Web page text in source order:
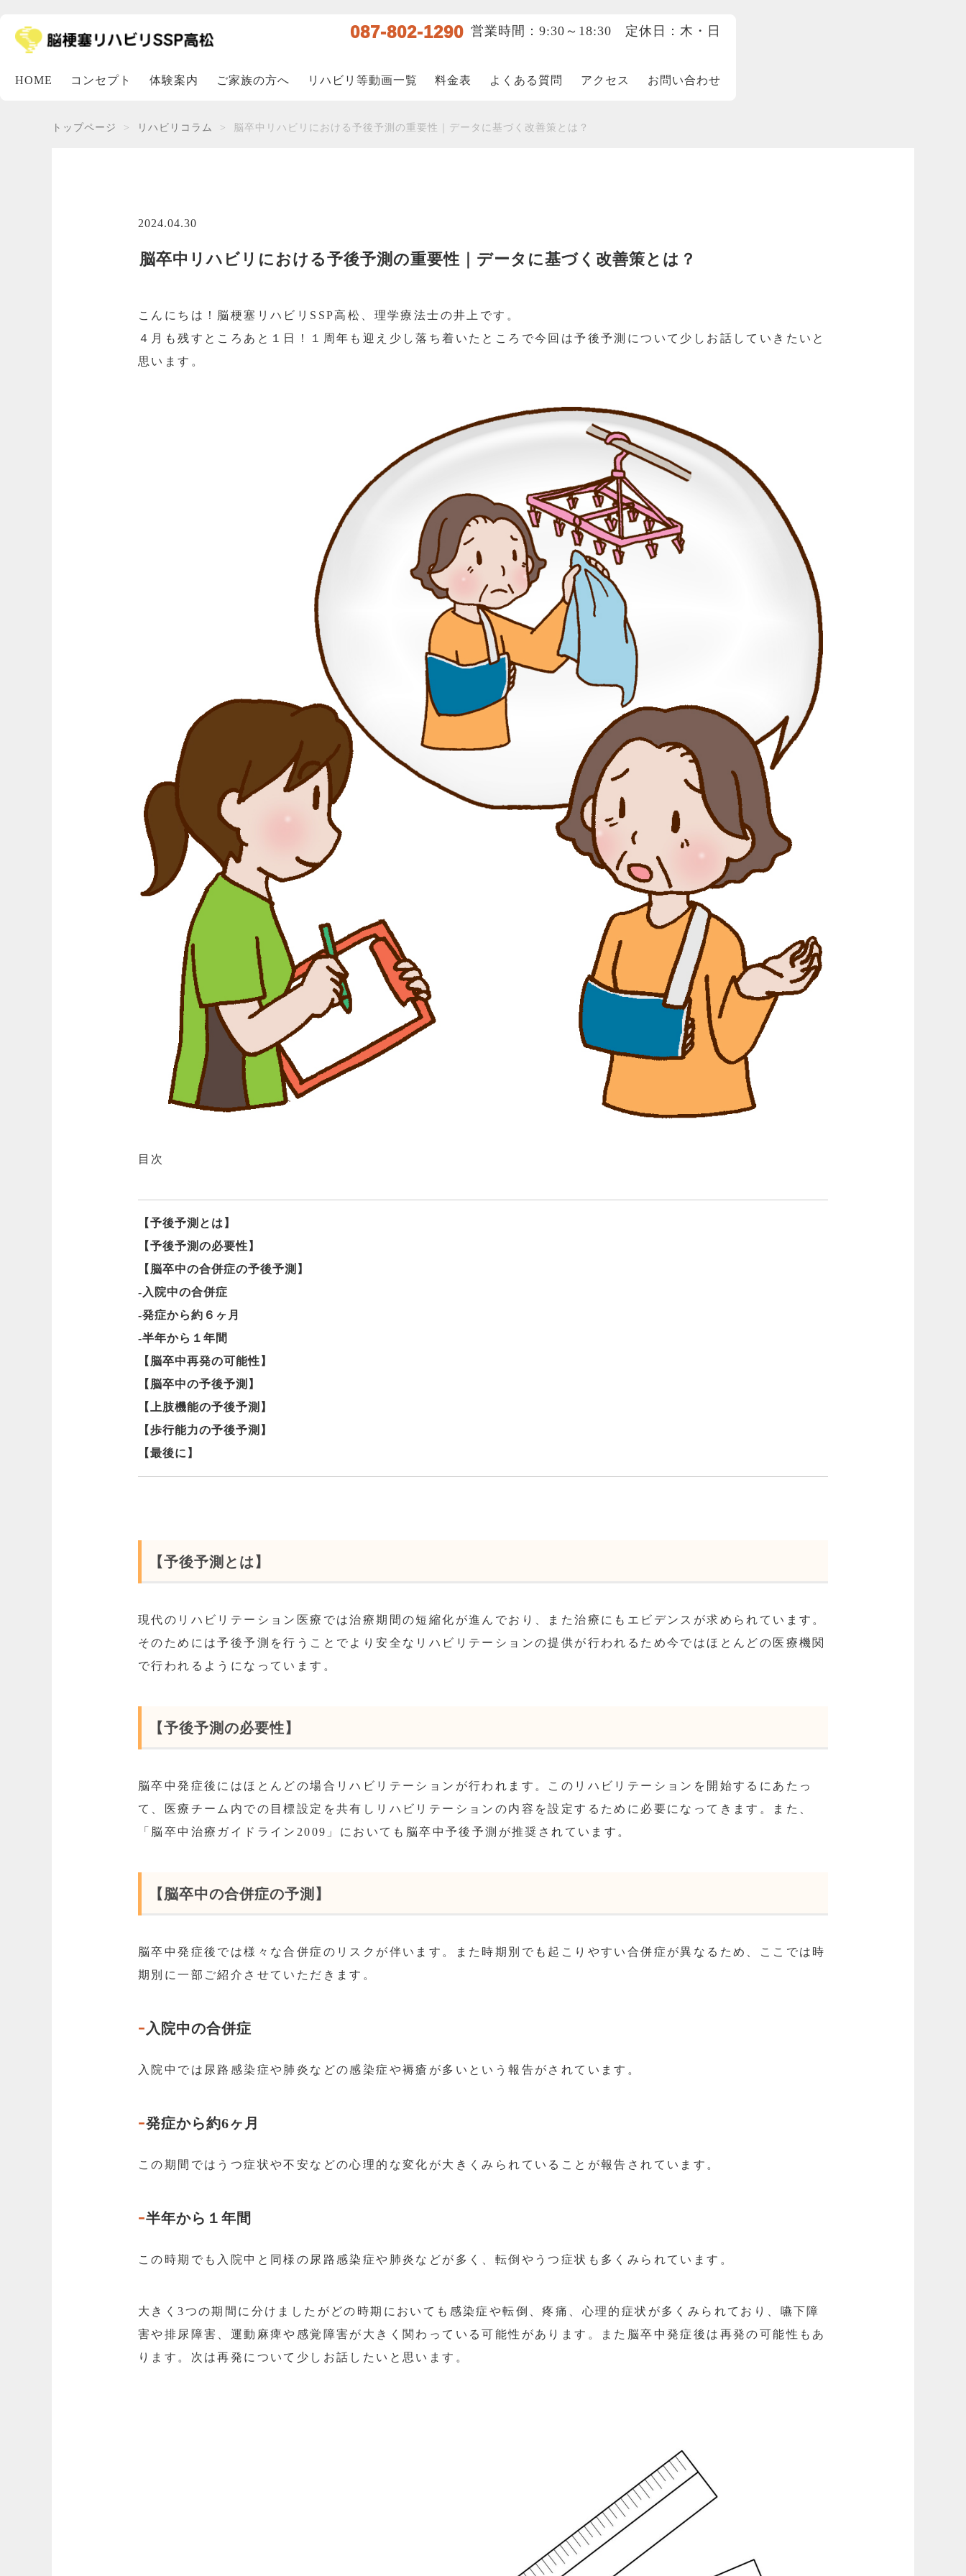
087-802-1290 営業時間：9:30～18:30 定休日：木・日
HOME コンセプト 体験案内 ご家族の方へ リハビリ等動画一覧 料金表 よくある質問 アクセス お問い合わせ
トップページ リハビリコラム 脳卒中リハビリにおける予後予測の重要性｜データに基づく改善策とは？
2024.04.30
脳卒中リハビリにおける予後予測の重要性｜データに基づく改善策とは？
こんにちは！脳梗塞リハビリSSP高松、理学療法士の井上です。
４月も残すところあと１日！１周年も迎え少し落ち着いたところで今回は予後予測について少しお話していきたいと
思います。
目次
【予後予測とは】
【予後予測の必要性】
【脳卒中の合併症の予後予測】
-入院中の合併症
-発症から約６ヶ月
-半年から１年間
【脳卒中再発の可能性】
【脳卒中の予後予測】
【上肢機能の予後予測】
【歩行能力の予後予測】
【最後に】
【予後予測とは】
現代のリハビリテーション医療では治療期間の短縮化が進んでおり、また治療にもエビデンスが求められています。
そのためには予後予測を行うことでより安全なリハビリテーションの提供が行われるため今ではほとんどの医療機関
で行われるようになっています。
【予後予測の必要性】
脳卒中発症後にはほとんどの場合リハビリテーションが行われます。このリハビリテーションを開始するにあたっ
て、医療チーム内での目標設定を共有しリハビリテーションの内容を設定するために必要になってきます。また、
「脳卒中治療ガイドライン2009」においても脳卒中予後予測が推奨されています。
【脳卒中の合併症の予測】
脳卒中発症後では様々な合併症のリスクが伴います。また時期別でも起こりやすい合併症が異なるため、ここでは時
期別に一部ご紹介させていただきます。
- 入院中の合併症
入院中では尿路感染症や肺炎などの感染症や褥瘡が多いという報告がされています。
-発症から約6ヶ月
この期間ではうつ症状や不安などの心理的な変化が大きくみられていることが報告されています。
-半年から１年間
この時期でも入院中と同様の尿路感染症や肺炎などが多く、転倒やうつ症状も多くみられています。
大きく3つの期間に分けましたがどの時期においても感染症や転倒、疼痛、心理的症状が多くみられており、嚥下障
害や排尿障害、運動麻痺や感覚障害が大きく関わっている可能性があります。また脳卒中発症後は再発の可能性もあ
ります。次は再発について少しお話したいと思います。